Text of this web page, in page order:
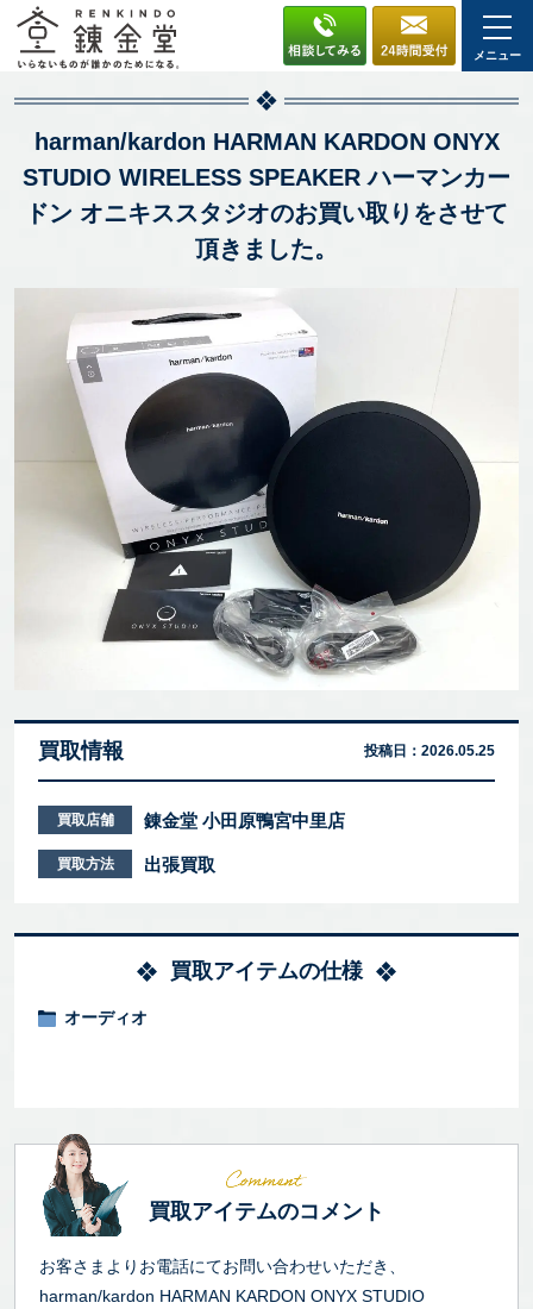
メニュー
harman/kardon HARMAN KARDON ONYX
STUDIO WIRELESS SPEAKER ハーマンカー
ドン オニキススタジオのお買い取りをさせて
頂きました。
買取情報 投稿日： 2026.05.25
買取店舗 錬金堂 小田原鴨宮中里店
買取方法 出張買取
買取アイテムの仕様
オーディオ
買取アイテムのコメント
お客さまよりお電話にてお問い合わせいただき、
harman/kardon HARMAN KARDON ONYX STUDIO